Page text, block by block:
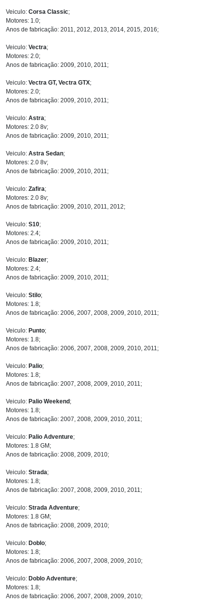
Veiculo: Corsa Classic;
Motores: 1.0;
Anos de fabricação: 2011, 2012, 2013, 2014, 2015, 2016;
Veiculo: Vectra;
Motores: 2.0;
Anos de fabricação: 2009, 2010, 2011;
Veiculo: Vectra GT, Vectra GTX;
Motores: 2.0;
Anos de fabricação: 2009, 2010, 2011;
Veiculo: Astra;
Motores: 2.0 8v;
Anos de fabricação: 2009, 2010, 2011;
Veiculo: Astra Sedan;
Motores: 2.0 8v;
Anos de fabricação: 2009, 2010, 2011;
Veiculo: Zafira;
Motores: 2.0 8v;
Anos de fabricação: 2009, 2010, 2011, 2012;
Veiculo: S10;
Motores: 2.4;
Anos de fabricação: 2009, 2010, 2011;
Veiculo: Blazer;
Motores: 2.4;
Anos de fabricação: 2009, 2010, 2011;
Veiculo: Stilo;
Motores: 1.8;
Anos de fabricação: 2006, 2007, 2008, 2009, 2010, 2011;
Veiculo: Punto;
Motores: 1.8;
Anos de fabricação: 2006, 2007, 2008, 2009, 2010, 2011;
Veiculo: Palio;
Motores: 1.8;
Anos de fabricação: 2007, 2008, 2009, 2010, 2011;
Veiculo: Palio Weekend;
Motores: 1.8;
Anos de fabricação: 2007, 2008, 2009, 2010, 2011;
Veiculo: Palio Adventure;
Motores: 1.8 GM;
Anos de fabricação: 2008, 2009, 2010;
Veiculo: Strada;
Motores: 1.8;
Anos de fabricação: 2007, 2008, 2009, 2010, 2011;
Veiculo: Strada Adventure;
Motores: 1.8 GM;
Anos de fabricação: 2008, 2009, 2010;
Veiculo: Doblo;
Motores: 1.8;
Anos de fabricação: 2006, 2007, 2008, 2009, 2010;
Veiculo: Doblo Adventure;
Motores: 1.8;
Anos de fabricação: 2006, 2007, 2008, 2009, 2010;